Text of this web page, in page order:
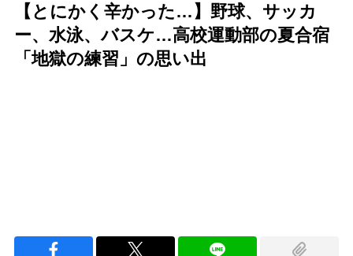
【とにかく辛かった…】野球、サッカ
ー、水泳、バスケ…高校運動部の夏合宿
「地獄の練習」の思い出